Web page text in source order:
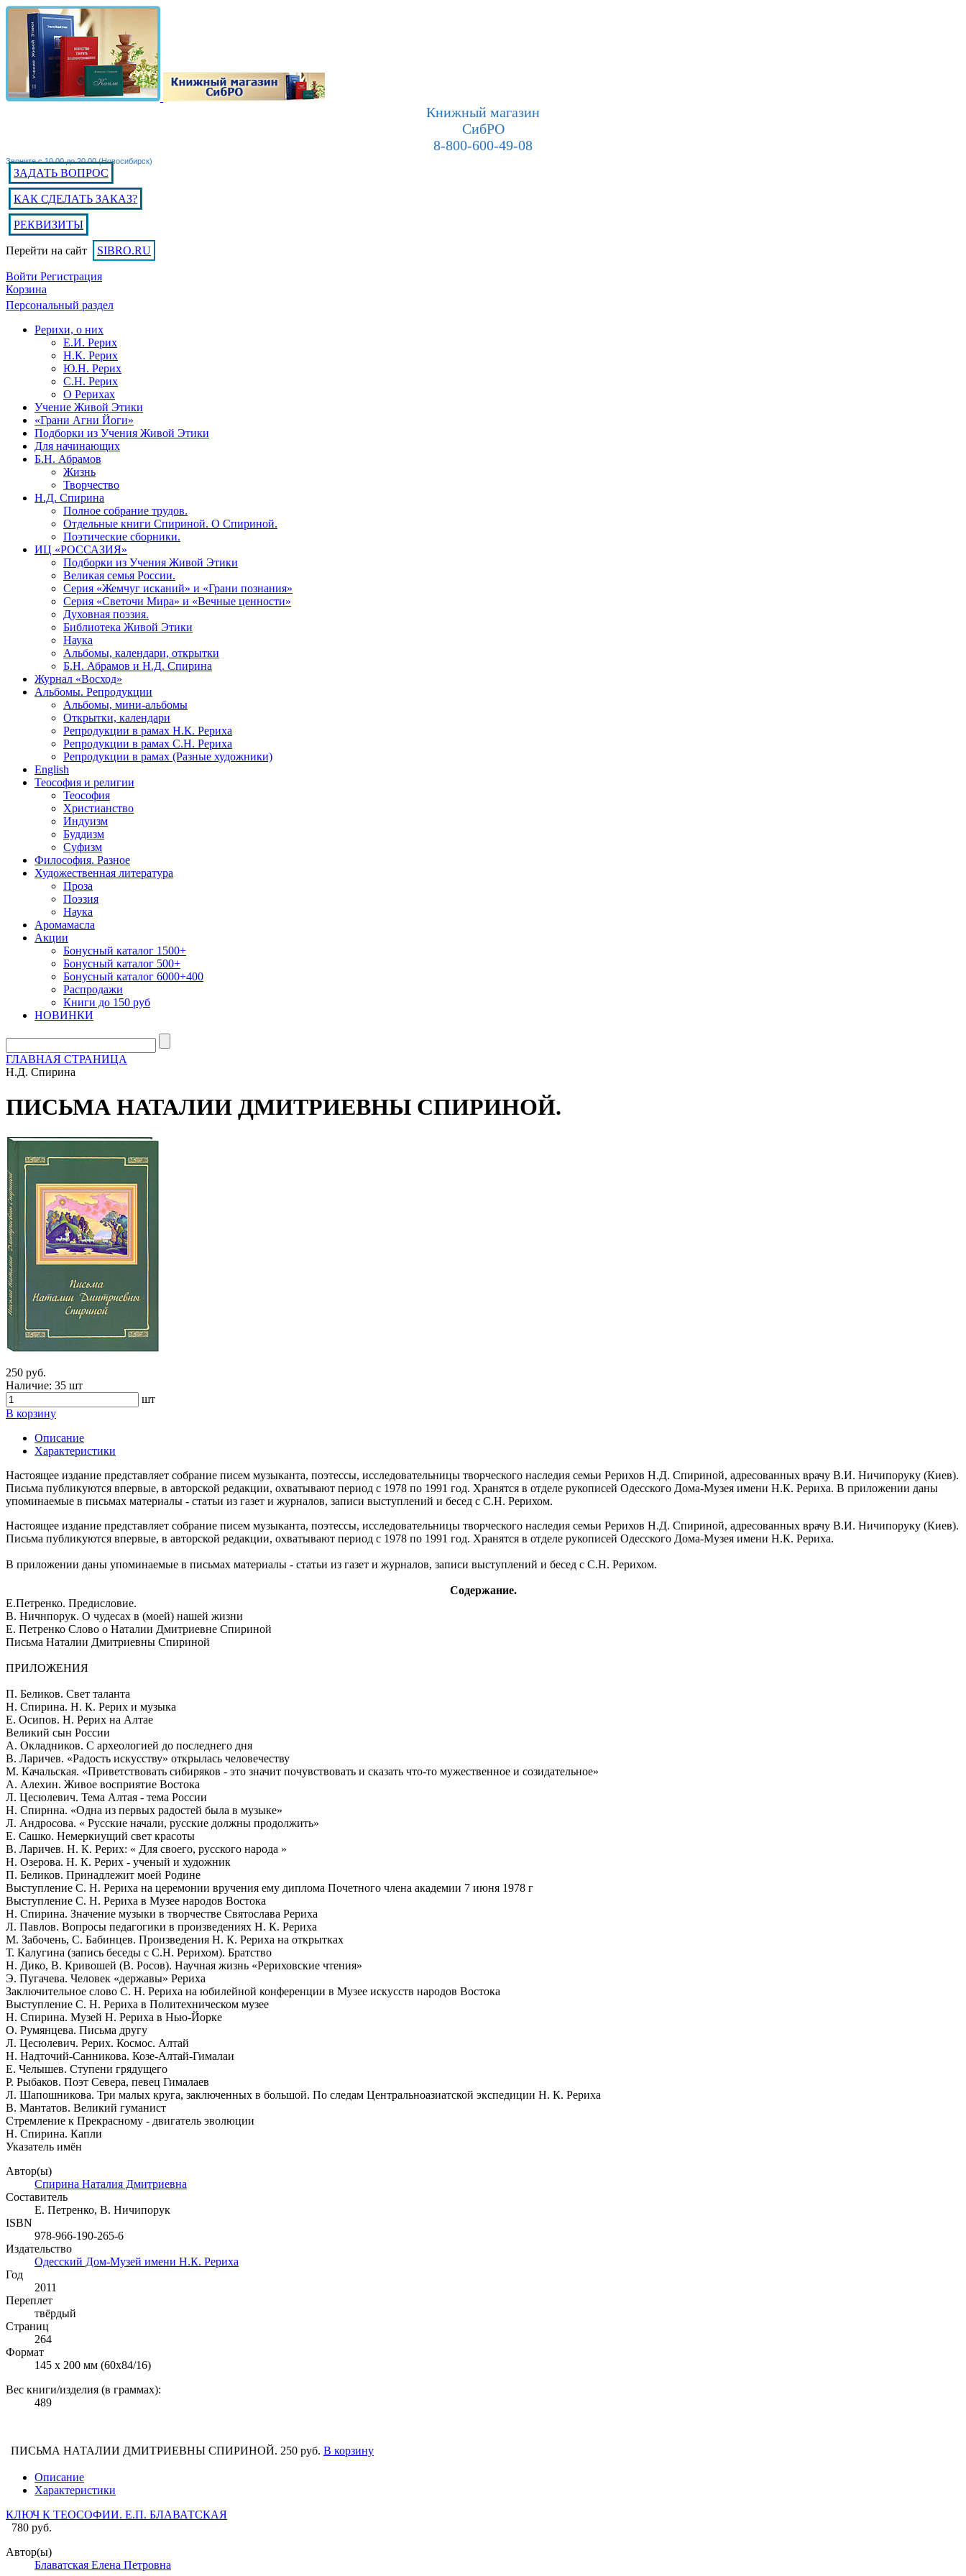
Книжный магазин
СибРО
8-800-600-49-08
Звоните с 10.00 до 20.00 (Новосибирск)
ЗАДАТЬ ВОПРОС
КАК СДЕЛАТЬ ЗАКАЗ?
РЕКВИЗИТЫ
Перейти на сайт SIBRO.RU
Войти Регистрация
Корзина
Персональный раздел
Рерихи, о них
Е.И. Рерих
Н.К. Рерих
Ю.Н. Рерих
С.Н. Рерих
О Рерихах
Учение Живой Этики
«Грани Агни Йоги»
Подборки из Учения Живой Этики
Для начинающих
Б.Н. Абрамов
Жизнь
Творчество
Н.Д. Спирина
Полное собрание трудов.
Отдельные книги Спириной. О Спириной.
Поэтические сборники.
ИЦ «РОССАЗИЯ»
Подборки из Учения Живой Этики
Великая семья России.
Серия «Жемчуг исканий» и «Грани познания»
Серия «Светочи Мира» и «Вечные ценности»
Духовная поэзия.
Библиотека Живой Этики
Наука
Альбомы, календари, открытки
Б.Н. Абрамов и Н.Д. Спирина
Журнал «Восход»
Альбомы. Репродукции
Альбомы, мини-альбомы
Открытки, календари
Репродукции в рамах Н.К. Рериха
Репродукции в рамах С.Н. Рериха
Репродукции в рамах (Разные художники)
English
Теософия и религии
Теософия
Христианство
Индуизм
Буддизм
Суфизм
Философия. Разное
Художественная литература
Проза
Поэзия
Наука
Аромамасла
Акции
Бонусный каталог 1500+
Бонусный каталог 500+
Бонусный каталог 6000+400
Распродажи
Книги до 150 руб
НОВИНКИ
ГЛАВНАЯ СТРАНИЦА
Н.Д. Спирина
ПИСЬМА НАТАЛИИ ДМИТРИЕВНЫ СПИРИНОЙ.
250 руб.
Наличие: 35 шт
шт
В корзину
Описание
Характеристики
Настоящее издание представляет собрание писем музыканта, поэтессы, исследовательницы творческого наследия семьи Рерихов Н.Д. Спириной, адресованных врачу В.И. Ничипоруку (Киев).
Письма публикуются впервые, в авторской редакции, охватывают период с 1978 по 1991 год. Хранятся в отделе рукописей Одесского Дома-Музея имени Н.К. Рериха. В приложении даны
упоминаемые в письмах материалы - статьи из газет и журналов, записи выступлений и бесед с С.Н. Рерихом.
Настоящее издание представляет собрание писем музыканта, поэтессы, исследовательницы творческого наследия семьи Рерихов Н.Д. Спириной, адресованных врачу В.И. Ничипоруку (Киев).
Письма публикуются впервые, в авторской редакции, охватывают период с 1978 по 1991 год. Хранятся в отделе рукописей Одесского Дома-Музея имени Н.К. Рериха.
В приложении даны упоминаемые в письмах материалы - статьи из газет и журналов, записи выступлений и бесед с С.Н. Рерихом.
Содержание.
Е.Петренко. Предисловие.
В. Ничнпорук. О чудесах в (моей) нашей жизни
Е. Петренко Слово о Наталии Дмитриевне Спириной
Письма Наталии Дмитриевны Спириной
ПРИЛОЖЕНИЯ
П. Беликов. Свет таланта
Н. Спирина. Н. К. Рерих и музыка
Е. Осипов. Н. Рерих на Алтае
Великий сын России
А. Окладников. С археологией до последнего дня
В. Ларичев. «Радость искусству» открылась человечеству
М. Качальская. «Приветствовать сибиряков - это значит почувствовать и сказать что-то мужественное и созидательное»
А. Алехин. Живое восприятие Востока
Л. Цесюлевич. Тема Алтая - тема России
Н. Спирнна. «Одна из первых радостей была в музыке»
Л. Андросова. « Русские начали, русские должны продолжить»
Е. Сашко. Немеркиущий свет красоты
В. Ларичев. Н. К. Рерих: « Для своего, русского народа »
Н. Озерова. Н. К. Рерих - ученый и художник
П. Беликов. Принадлежит моей Родине
Выступление С. Н. Рериха на церемонии вручения ему диплома Почетного члена академии 7 июня 1978 г
Выступление С. Н. Рериха в Музее народов Востока
Н. Спирина. Значение музыки в творчестве Святослава Рериха
Л. Павлов. Вопросы педагогики в произведениях Н. К. Рериха
М. Забочень, С. Бабинцев. Произведения Н. К. Рериха на открытках
Т. Калугина (запись беседы с С.Н. Рерихом). Братство
Н. Дико, В. Кривошей (В. Росов). Научная жизнь «Рериховские чтения»
Э. Пугачева. Человек «державы» Рериха
Заключительное слово С. Н. Рериха на юбилейной конференции в Музее искусств народов Востока
Выступление С. Н. Рериха в Политехническом музее
Н. Спирина. Музей Н. Рериха в Нью-Йорке
О. Румянцева. Письма другу
Л. Цесюлевич. Рерих. Космос. Алтай
Н. Надточий-Санникова. Козе-Алтай-Гималаи
Е. Челышев. Ступени грядущего
Р. Рыбаков. Поэт Севера, певец Гималаев
Л. Шапошникова. Три малых круга, заключенных в большой. По следам Центральноазиатской экспедиции Н. К. Рериха
В. Мантатов. Великий гуманист
Стремление к Прекрасному - двигатель эволюции
Н. Спирина. Капли
Указатель имён
Автор(ы)
Спирина Наталия Дмитриевна
Составитель
Е. Петренко, В. Ничипорук
ISBN
978-966-190-265-6
Издательство
Одесский Дом-Музей имени Н.К. Рериха
Год
2011
Переплет
твёрдый
Страниц
264
Формат
145 х 200 мм (60х84/16)
Вес книги/изделия (в граммах):
489
ПИСЬМА НАТАЛИИ ДМИТРИЕВНЫ СПИРИНОЙ. 250 руб. В корзину
Описание
Характеристики
КЛЮЧ К ТЕОСОФИИ. Е.П. БЛАВАТСКАЯ
780 руб.
Автор(ы)
Блаватская Елена Петровна